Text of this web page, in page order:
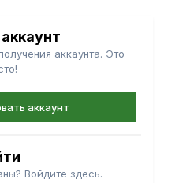
аккаунта. Это
аккаунт
Войдите здесь.